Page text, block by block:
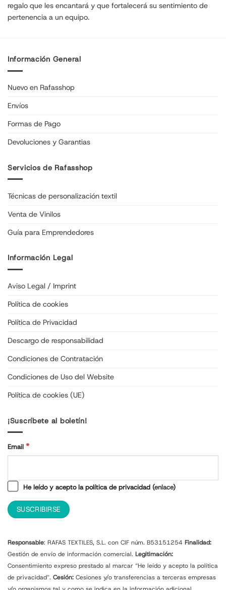
regalo que les encantará y que fortalecerá su sentimiento de
pertenencia a un equipo.
Información General
Nuevo en Rafasshop
Envíos
Formas de Pago
Devoluciones y Garantias
Servicios de Rafasshop
Técnicas de personalización textil
Venta de Vinilos
Guía para Emprendedores
Información Legal
Aviso Legal / Imprint
Política de cookies
Política de Privacidad
Descargo de responsabilidad
Condiciones de Contratación
Condiciones de Uso del Website
Política de cookies (UE)
¡Suscríbete al boletín!
Email *
He leído y acepto la política de privacidad (enlace)
Responsable: RAFAS TEXTILES, S.L. con CIF núm. B53151254 Finalidad:
Gestión de envío de información comercial. Legitimación:
Consentimiento expreso prestado al marcar “He leído y acepto la política
de privacidad”. Cesión: Cesiones y/o transferencias a terceras empresas